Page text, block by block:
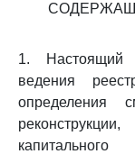
1. Настоящий
ведения
определения
капитального